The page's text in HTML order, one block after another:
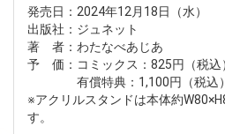
発売日：2024年12月18日（水）
出版社：ジュネット
著 者：わたなべあじあ
予 価：コミックス：825円（税込
有償特典：1,100円（税込）
※アクリルスタンドは本体約
す。